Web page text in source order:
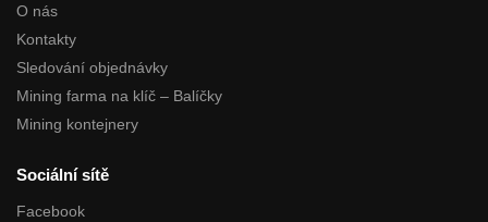
O nás
Kontakty
Sledování objednávky
Mining farma na klíč – Balíčky
Mining kontejnery
Sociální sítě
Facebook